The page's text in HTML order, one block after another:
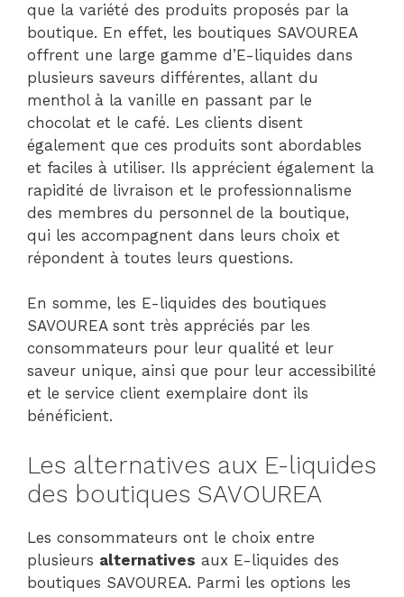
que la variété des produits proposés par la
boutique. En effet, les boutiques SAVOUREA
offrent une large gamme d’E-liquides dans
plusieurs saveurs différentes, allant du
menthol à la vanille en passant par le
chocolat et le café. Les clients disent
également que ces produits sont abordables
et faciles à utiliser. Ils apprécient également la
rapidité de livraison et le professionnalisme
des membres du personnel de la boutique,
qui les accompagnent dans leurs choix et
répondent à toutes leurs questions.
En somme, les E-liquides des boutiques
SAVOUREA sont très appréciés par les
consommateurs pour leur qualité et leur
saveur unique, ainsi que pour leur accessibilité
et le service client exemplaire dont ils
bénéficient.
Les alternatives aux E-liquides
des boutiques SAVOUREA
Les consommateurs ont le choix entre
plusieurs alternatives aux E-liquides des
boutiques SAVOUREA. Parmi les options les